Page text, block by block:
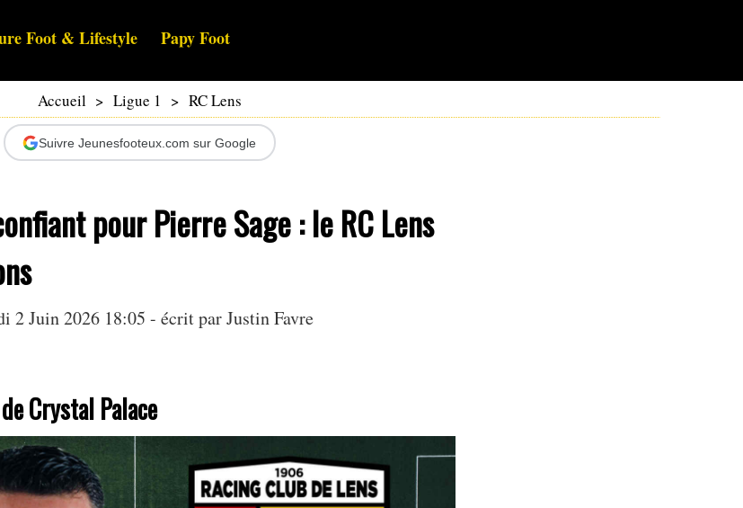
Foot & Lifestyle Papy Foot
Accueil > Ligue 1 > RC Lens
Suivre Jeunesfooteux.com sur Google
pour Pierre Sage : le RC Lens
2 Juin 2026 18:05 - écrit parJustin Favre
Crystal Palace